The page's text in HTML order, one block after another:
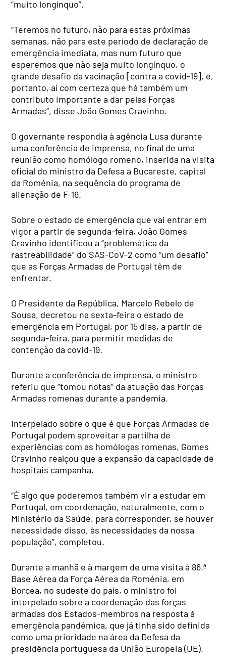
“muito longínquo”.
“Teremos no futuro, não para estas próximas
semanas, não para este período de declaração de
emergência imediata, mas num futuro que
esperemos que não seja muito longínquo, o
grande desafio da vacinação [contra a covid-19], e,
portanto, aí com certeza que há também um
contributo importante a dar pelas Forças
Armadas”, disse João Gomes Cravinho.
O governante respondia à agência Lusa durante
uma conferência de imprensa, no final de uma
reunião como homólogo romeno, inserida na visita
oficial do ministro da Defesa a Bucareste, capital
da Roménia, na sequência do programa de
alienação de F-16.
Sobre o estado de emergência que vai entrar em
vigor a partir de segunda-feira, João Gomes
Cravinho identificou a “problemática da
rastreabilidade” do SAS-CoV-2 como “um desafio”
que as Forças Armadas de Portugal têm de
enfrentar.
O Presidente da República, Marcelo Rebelo de
Sousa, decretou na sexta-feira o estado de
emergência em Portugal, por 15 dias, a partir de
segunda-feira, para permitir medidas de
contenção da covid-19.
Durante a conferência de imprensa, o ministro
referiu que “tomou notas” da atuação das Forças
Armadas romenas durante a pandemia.
Interpelado sobre o que é que Forças Armadas de
Portugal podem aproveitar a partilha de
experiências com as homólogas romenas, Gomes
Cravinho realçou que a expansão da capacidade de
hospitais campanha.
“É algo que poderemos também vir a estudar em
Portugal, em coordenação, naturalmente, com o
Ministério da Saúde, para corresponder, se houver
necessidade disso, às necessidades da nossa
população”, completou.
Durante a manhã e à margem de uma visita à 86.ª
Base Aérea da Força Aérea da Roménia, em
Borcea, no sudeste do país, o ministro foi
interpelado sobre a coordenação das forças
armadas dos Estados-membros na resposta à
emergência pandémica, que já tinha sido definida
como uma prioridade na área da Defesa da
presidência portuguesa da União Europeia (UE).